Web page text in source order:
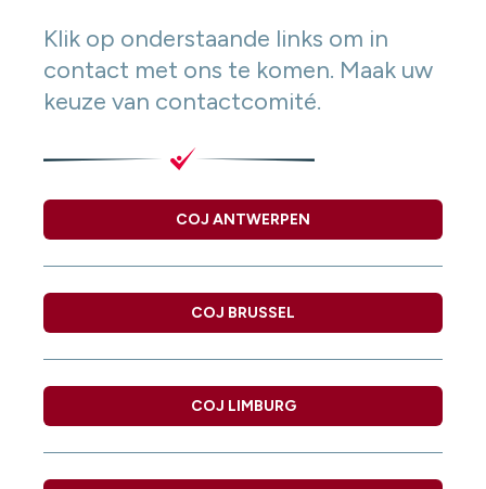
Klik op onderstaande links om in
contact met ons te komen. Maak uw
keuze van contactcomité.
COJ ANTWERPEN
COJ BRUSSEL
COJ LIMBURG